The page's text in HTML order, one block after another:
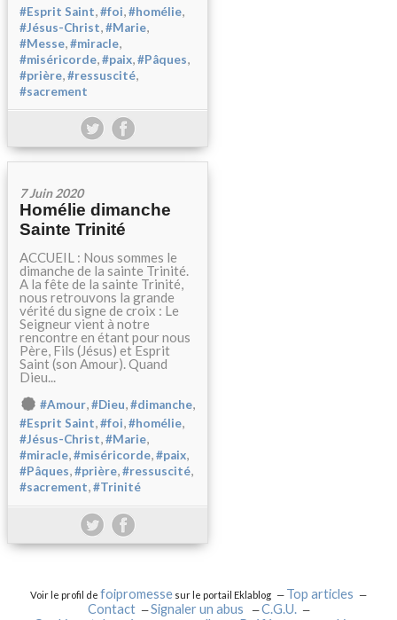
#Esprit Saint #foi #homélie
#Jésus-Christ #Marie
#Messe #miracle
#miséricorde #paix #Pâques
#prière #ressuscité
#sacrement
7 Juin 2020
Homélie dimanche
Sainte Trinité
ACCUEIL : Nous sommes le
dimanche de la sainte Trinité.
A la fête de la sainte Trinité,
nous retrouvons la grande
vérité du signe de croix : Le
Seigneur vient à notre
rencontre en étant pour nous
Père, Fils (Jésus) et Esprit
Saint (son Amour). Quand
Dieu...
#Amour,#Dieu,#dimanche,
#Esprit Saint,#foi,#homélie,
#Jésus-Christ,#Marie,
#miracle,#miséricorde,#paix,
#Pâques,#prière,#ressuscité,
#sacrement,#Trinité
Voir le profil de foipromesse sur le portail Eklablog
Top articles
Contact
Signaler un abus
C.G.U.